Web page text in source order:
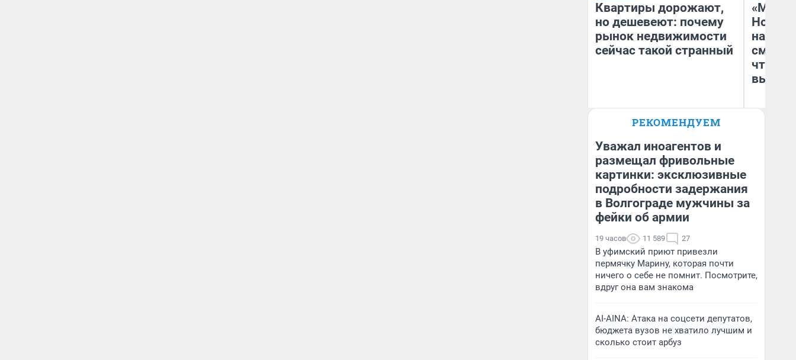
Квартиры дорожают,
но дешевеют: почему
рынок недвижимости
сейчас такой странный
Екатерина Торопова
недвижимости
«Мы
чтобы
РЕКОМЕНДУЕМ
Уважал иноагентов и
размещал фривольные
картинки: эксклюзивные
подробности задержания
в Волгограде мужчины за
фейки об армии
19 часов 11 589 27
В уфимский приют привезли
пермячку Марину, которая почти
ничего о себе не помнит. Посмотрите,
вдруг она вам знакома
AI-AINA: Атака на соцсети депутатов,
бюджета вузов не хватило лучшим и
сколько стоит арбуз